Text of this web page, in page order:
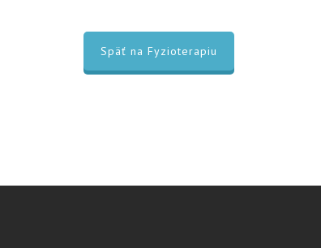
Späť na Fyzioterapiu